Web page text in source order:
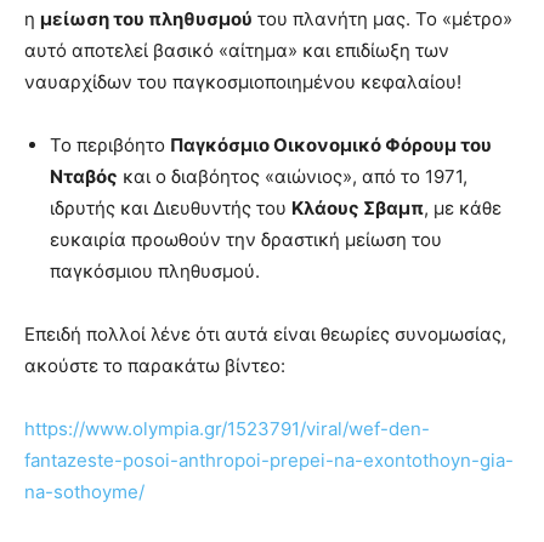
η μείωση του πληθυσμού του πλανήτη μας. Το «μέτρο»
αυτό αποτελεί βασικό «αίτημα» και επιδίωξη των
ναυαρχίδων του παγκοσμιοποιημένου κεφαλαίου!
Το περιβόητο Παγκόσμιο Οικονομικό Φόρουμ του
Νταβός και ο διαβόητος «αιώνιος», από το 1971,
ιδρυτής και Διευθυντής του Κλάους Σβαμπ, με κάθε
ευκαιρία προωθούν την δραστική μείωση του
παγκόσμιου πληθυσμού.
Επειδή πολλοί λένε ότι αυτά είναι θεωρίες συνομωσίας,
ακούστε το παρακάτω βίντεο:
https://www.olympia.gr/1523791/viral/wef-den-
fantazeste-posoi-anthropoi-prepei-na-exontothoyn-gia-
na-sothoyme/